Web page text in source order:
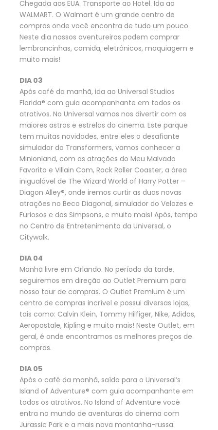
Chegada aos EUA. Transporte ao Hotel. Ida ao
WALMART. O Walmart é um grande centro de
compras onde você encontra de tudo um pouco.
Neste dia nossos aventureiros podem comprar
lembrancinhas, comida, eletrônicos, maquiagem e
muito mais!
DIA 03
Após café da manhã, ida ao Universal Studios
Florida® com guia acompanhante em todos os
atrativos. No Universal vamos nos divertir com os
maiores astros e estrelas do cinema. Este parque
tem muitas novidades, entre eles o desafiante
simulador do Transformers, vamos conhecer a
Minionland, com as atrações do Meu Malvado
Favorito e Villain Com, Rock Roller Coaster, a área
inigualável de The Wizard World of Harry Potter –
Diagon Alley®, onde iremos curtir as duas novas
atrações no Beco Diagonal, simulador do Velozes e
Furiosos e dos Simpsons, e muito mais! Após, tempo
no Centro de Entretenimento da Universal, o
Citywalk.
DIA 04
Manhã livre em Orlando. No período da tarde,
seguiremos em direção ao Outlet Premium para
nosso tour de compras. O Outlet Premium é um
centro de compras incrível e possui diversas lojas,
tais como: Calvin Klein, Tommy Hilfiger, Nike, Adidas,
Aeropostale, Kipling e muito mais! Neste Outlet, em
geral, é onde encontramos os melhores preços de
compras.
DIA 05
Após o café da manhã, saída para o Universal’s
Island of Adventure® com guia acompanhante em
todos os atrativos. No Island of Adventure você
entra no mundo de aventuras do cinema com
Jurassic Park e a mais nova montanha-russa